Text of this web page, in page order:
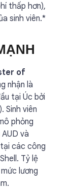
thấp hơn),
sinh viên.*
of
nhận là
tại Úc bởi
Sinh viên
phỏng
và
các công
Tỷ lệ
lương